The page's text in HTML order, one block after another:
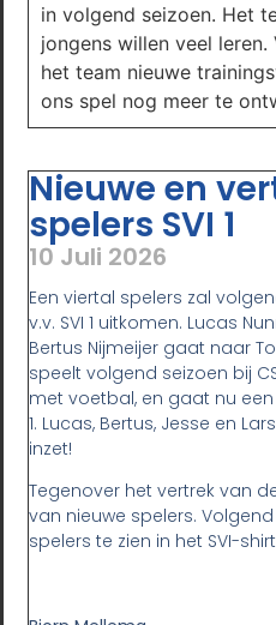
in volgend seizoen. Het
jongens willen veel
het team nieuwe
ons spel nog meer te
Nieuwe en
spelers SVI 1
10 Juli 2026
Een viertal spelers zal
v.v. SVI 1 uitkomen. Lucas
Bertus Nijmeijer gaat naar
speelt volgend seizoen bij
met voetbal, en gaat nu een
1. Lucas, Bertus, Jesse en
inzet!
Tegenover het vertrek van
van nieuwe spelers.
spelers te zien in het SVI-